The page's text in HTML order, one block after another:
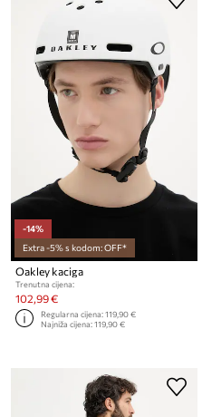
-14%
Extra -5% s kodom: OFF*
Oakley kaciga
Trenutna cijena:
102,99 €
Regularna cijena:119,90 €
Najniža cijena:119,90 €